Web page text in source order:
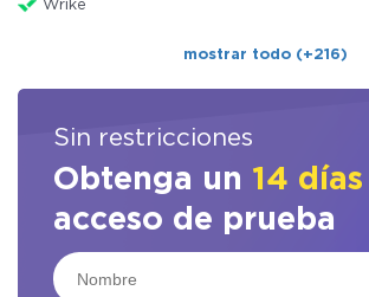
Wrike
mostrar todo (+216)
Sin restricciones
Obtenga un 14 días
acceso de prueba